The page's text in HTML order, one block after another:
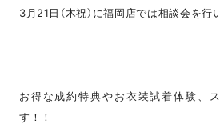
3月21日（木祝）に福岡店では相談会を行
お得な成約特典やお衣装試着体験、
す！！